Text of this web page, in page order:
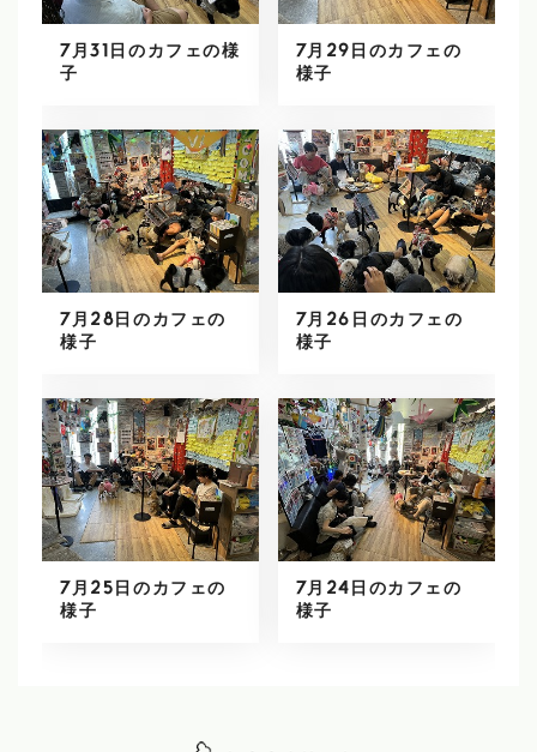
7月31日のカフェの様
子
7月29日のカフェの
様子
7月28日のカフェの
様子
7月26日のカフェの
様子
7月25日のカフェの
様子
7月24日のカフェの
様子